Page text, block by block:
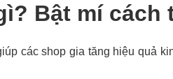
Bật mí
các shop gia tăng hiệu quả